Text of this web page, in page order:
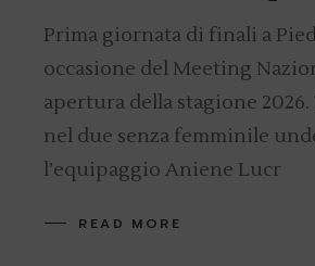
Prima giornata di finali a
occasione del Meeting
apertura della stagione
nel due senza femminile
l’equipaggio Aniene Lucr
READ MORE